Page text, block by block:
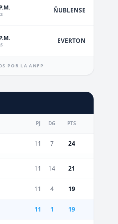
ÑUBLENSE
EVERTON
POR LA ANFP
PJ DG PTS
11 7 24
11 14 21
11 4 19
11 1 19